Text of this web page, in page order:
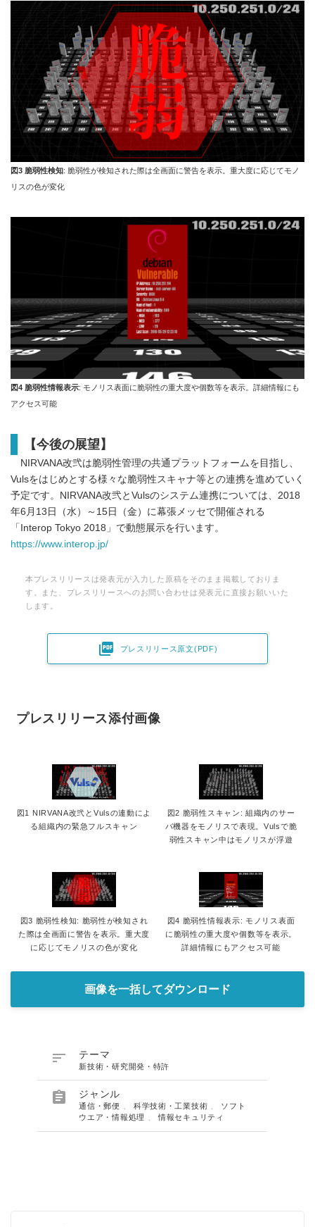
図3 脆弱性検知: 脆弱性が検知された際は全画面に警告を表示。重大度に応じてモノ
リスの色が変化
図4 脆弱性情報表示: モノリス表面に脆弱性の重大度や個数等を表示。詳細情報にも
アクセス可能
【今後の展望】
NIRVANA改弐は脆弱性管理の共通プラットフォームを目指し、
Vulsをはじめとする様々な脆弱性スキャナ等との連携を進めていく
予定です。NIRVANA改弐とVulsのシステム連携については、2018
年6月13日（水）～15日（金）に幕張メッセで開催される
「Interop Tokyo 2018」で動態展示を行います。
https://www.interop.jp/
本プレスリリースは発表元が入力した原稿をそのまま掲載しておりま
す。また、プレスリリースへのお問い合わせは発表元に直接お願いいた
します。
 プレスリリース原文(PDF)
プレスリリース添付画像
図1 NIRVANA改弐とVulsの連動によ
る組織内の緊急フルスキャン
図2 脆弱性スキャン: 組織内のサー
バ機器をモノリスで表現。Vulsで脆
弱性スキャン中はモノリスが浮遊
図3 脆弱性検知: 脆弱性が検知され
た際は全画面に警告を表示。重大度
に応じてモノリスの色が変化
図4 脆弱性情報表示: モノリス表面
に脆弱性の重大度や個数等を表示。
詳細情報にもアクセス可能
画像を一括してダウンロード
 テーマ
新技術・研究開発・特許
 ジャンル
通信・郵便 科学技術・工業技術
ソフト
ウエア・情報処理
、情報セキュリティ